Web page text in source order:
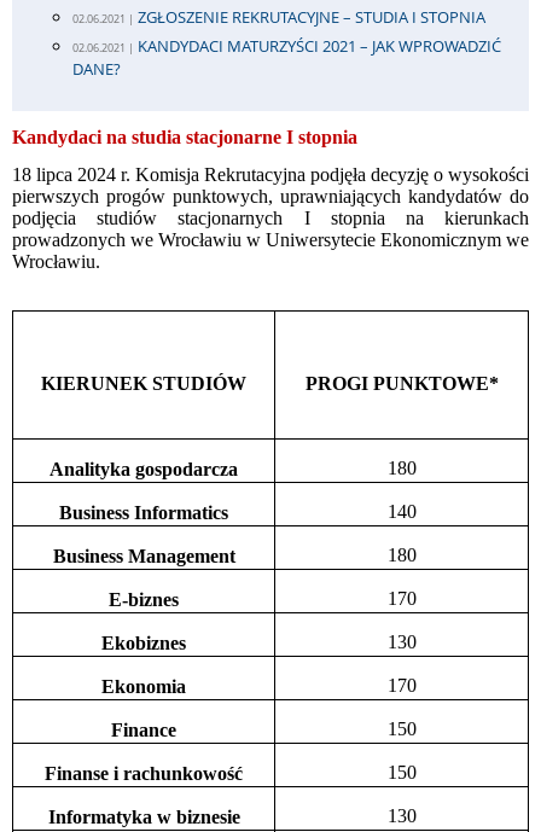
02.06.2021 | ZGŁOSZENIE REKRUTACYJNE – STUDIA I STOPNIA
02.06.2021 | KANDYDACI MATURZYŚCI 2021 – JAK WPROWADZIĆ
DANE?
Kandydaci na studia stacjonarne I stopnia
18 lipca 2024 r. Komisja Rekrutacyjna podjęła decyzję o wysokości
pierwszych progów punktowych, uprawniających kandydatów do
podjęcia studiów stacjonarnych I stopnia na kierunkach
prowadzonych we Wrocławiu w Uniwersytecie Ekonomicznym we
Wrocławiu.
KIERUNEK STUDIÓW PROGI PUNKTOWE*
Analityka gospodarcza 180
Business Informatics 140
Business Management 180
E-biznes 170
Ekobiznes 130
Ekonomia 170
Finance 150
Finanse i rachunkowość 150
Informatyka w biznesie 130